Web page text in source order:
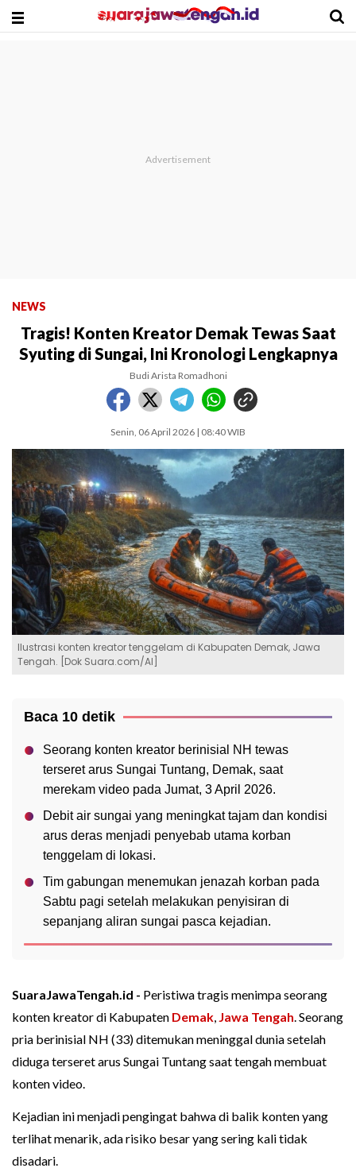
NEWS
Tragis! Konten Kreator Demak Tewas Saat
Syuting di Sungai, Ini Kronologi Lengkapnya
Budi Arista Romadhoni
Senin, 06 April 2026 | 08:40 WIB
Ilustrasi konten kreator tenggelam di Kabupaten Demak, Jawa
Tengah. [Dok Suara.com/AI]
Baca 10 detik
Seorang konten kreator berinisial NH tewas
terseret arus Sungai Tuntang, Demak, saat
merekam video pada Jumat, 3 April 2026.
Debit air sungai yang meningkat tajam dan kondisi
arus deras menjadi penyebab utama korban
tenggelam di lokasi.
Tim gabungan menemukan jenazah korban pada
Sabtu pagi setelah melakukan penyisiran di
sepanjang aliran sungai pasca kejadian.
SuaraJawaTengah.id - Peristiwa tragis menimpa seorang
konten kreator di Kabupaten Demak, Jawa Tengah. Seorang
pria berinisial NH (33) ditemukan meninggal dunia setelah
diduga terseret arus Sungai Tuntang saat tengah membuat
konten video.
Kejadian ini menjadi pengingat bahwa di balik konten yang
terlihat menarik, ada risiko besar yang sering kali tidak
disadari.